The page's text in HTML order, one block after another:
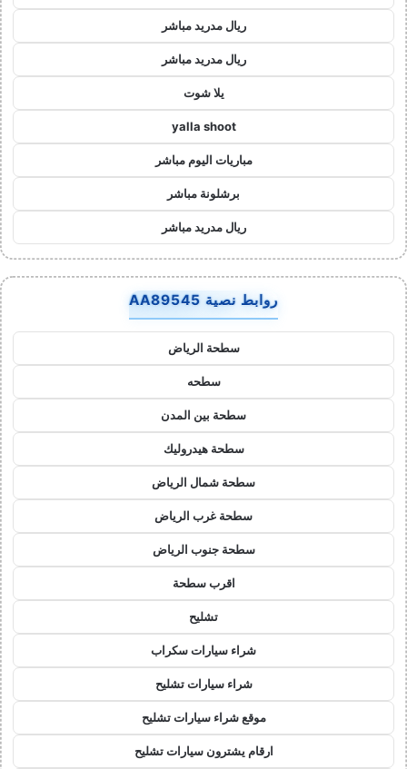
ريال مدريد مباشر
ريال مدريد مباشر
يلا شوت
yalla shoot
مباريات اليوم مباشر
برشلونة مباشر
ريال مدريد مباشر
روابط نصية AA89545
سطحة الرياض
سطحه
سطحة بين المدن
سطحة هيدروليك
سطحة شمال الرياض
سطحة غرب الرياض
سطحة جنوب الرياض
اقرب سطحة
تشليح
شراء سيارات سكراب
شراء سيارات تشليح
موقع شراء سيارات تشليح
ارقام يشترون سيارات تشليح